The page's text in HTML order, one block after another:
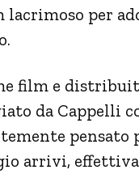
lacrimoso per
film e
da Cappelli
arrivi,